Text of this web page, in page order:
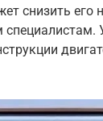
снизить